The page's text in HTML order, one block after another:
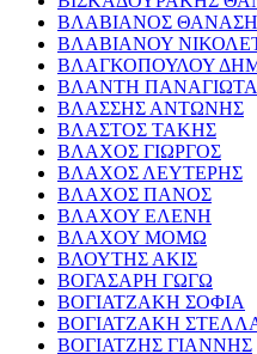
ΒΛΑΒΙΑΝΟΣ
ΒΛΑΒΙΑΝΟΥ
ΒΛΑΓΚΟΠΟΥΛΟΥ
ΒΛΑΝΤΗ ΠΑΝΑΓΙΩΤΑ
ΒΛΑΣΣΗΣ ΑΝΤΩΝΗΣ
ΒΛΑΣΤΟΣ ΤΑΚΗΣ
ΒΛΑΧΟΣ ΓΙΩΡΓΟΣ
ΒΛΑΧΟΣ ΛΕΥΤΕΡΗΣ
ΒΛΑΧΟΣ ΠΑΝΟΣ
ΒΛΑΧΟΥ ΕΛΕΝΗ
ΒΛΑΧΟΥ ΜΟΜΩ
ΒΛΟΥΤΗΣ ΑΚΙΣ
ΒΟΓΑΣΑΡΗ ΓΩΓΩ
ΒΟΓΙΑΤΖΑΚΗ ΣΟΦΙΑ
ΒΟΓΙΑΤΖΑΚΗ
ΒΟΓΙΑΤΖΗΣ ΓΙΑΝΝΗΣ